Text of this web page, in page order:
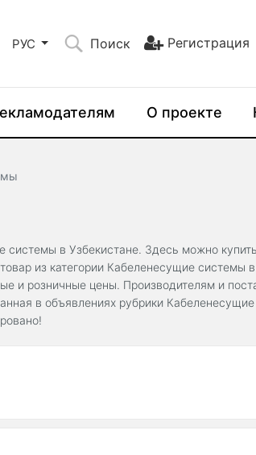
РУС Поиск Регистрация
О проекте
в Узбекистане. Здесь можно
из категории Кабеленесущие системы
и розничные цены. Производителям и
в объявлениях рубрики